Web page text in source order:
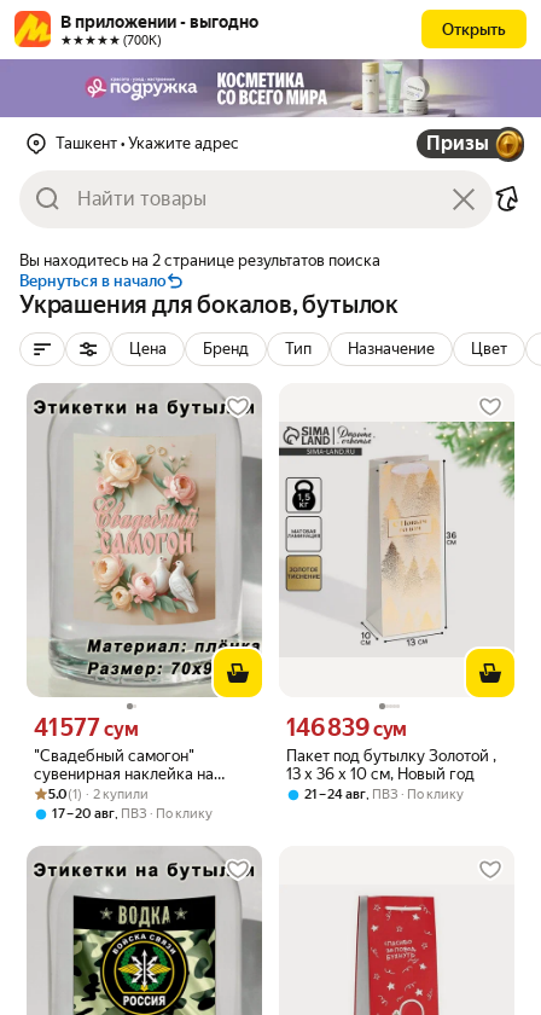
В приложении - выгодно
★★★★★ (700К)
Открыть
Ташкент • Укажите адрес Призы
Вы находитесь на 2 странице результатов поиска
Вернуться в начало
Украшения для бокалов, бутылок
Цена Бренд Тип Назначение Цвет
"Свадебный самогон"
сувенирная наклейка на
бутылку ,15 шт, 70x90 мм
Цена 41577 сум вместо
41 577сум
Рейтинг товара: 5.0 из 5
Оценок: (1) · 2 купили
5.0(1) · 2 купили
17 – 20 авг, ПВЗ По клику
Пакет под бутылку Золотой ,
13 х 36 х 10 см, Новый год
Цена 146839 сум вместо
146 839сум
21 – 24 авг, ПВЗ По клику